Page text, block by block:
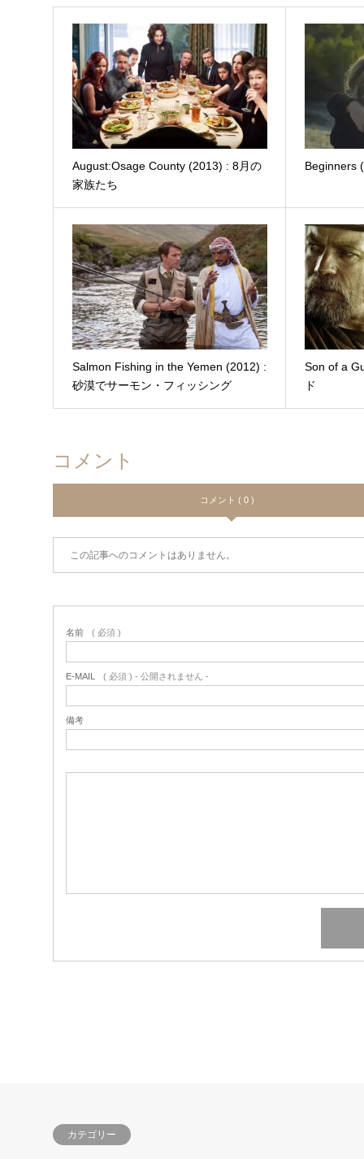
August:Osage County (2013) : 8月の
家族たち
Beginners
Salmon Fishing in the Yemen (2012) :
砂漠でサーモン・フィッシング
Son of a
ド
コメント
コメント ( 0 )
この記事へのコメントはありません。
名前 ( 必須 )
E-MAIL ( 必須 ) - 公開されません -
備考
カテゴリー